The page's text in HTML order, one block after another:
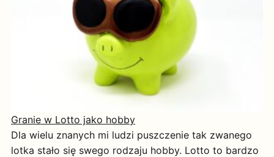
Granie w Lotto jako hobby
Dla wielu znanych mi ludzi puszczenie tak zwanego
lotka stało się swego rodzaju hobby. Lotto to bardzo